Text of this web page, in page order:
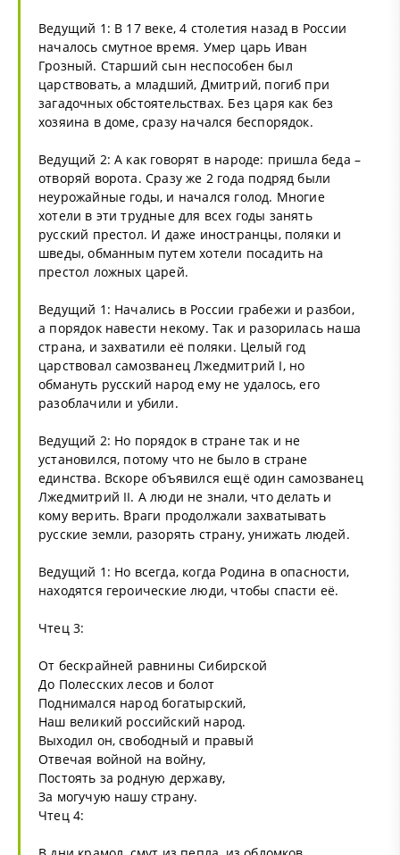
Ведущий 1: В 17 веке, 4 столетия назад в России
началось смутное время. Умер царь Иван
Грозный. Старший сын неспособен был
царствовать, а младший, Дмитрий, погиб при
загадочных обстоятельствах. Без царя как без
хозяина в доме, сразу начался беспорядок.
Ведущий 2: А как говорят в народе: пришла беда –
отворяй ворота. Сразу же 2 года подряд были
неурожайные годы, и начался голод. Многие
хотели в эти трудные для всех годы занять
русский престол. И даже иностранцы, поляки и
шведы, обманным путем хотели посадить на
престол ложных царей.
Ведущий 1: Начались в России грабежи и разбои,
а порядок навести некому. Так и разорилась наша
страна, и захватили её поляки. Целый год
царствовал самозванец Лжедмитрий I, но
обмануть русский народ ему не удалось, его
разоблачили и убили.
Ведущий 2: Но порядок в стране так и не
установился, потому что не было в стране
единства. Вскоре объявился ещё один самозванец
Лжедмитрий II. А люди не знали, что делать и
кому верить. Враги продолжали захватывать
русские земли, разорять страну, унижать людей.
Ведущий 1: Но всегда, когда Родина в опасности,
находятся героические люди, чтобы спасти её.
Чтец 3:
От бескрайней равнины Сибирской
До Полесских лесов и болот
Поднимался народ богатырский,
Наш великий российский народ.
Выходил он, свободный и правый
Отвечая войной на войну,
Постоять за родную державу,
За могучую нашу страну.
Чтец 4: